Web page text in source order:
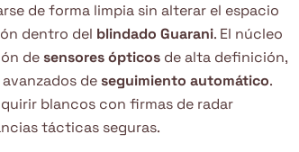
de forma limpia sin alterar el espacio
dentro del blindado Guarani. El núcleo
de sensores ópticos de alta definición,
de seguimiento automático.
blancos con firmas de radar
tácticas seguras.